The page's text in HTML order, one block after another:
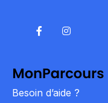
Besoin d’aide ?